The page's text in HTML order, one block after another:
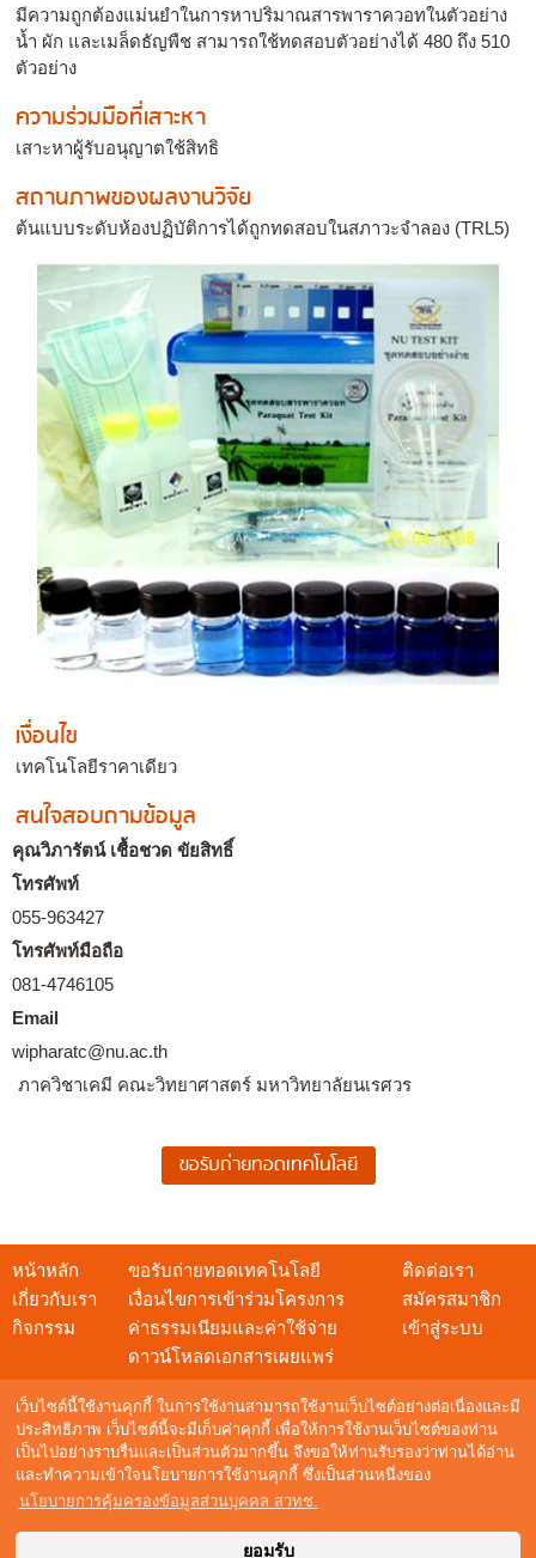
เว็บไซต์นี้ใช้งานคุกกี้ ในการใช้งานสามารถใช้งานเว็บไซต์อย่างต่อเนื่องและมี
ประสิทธิภาพ เว็บไซต์นี้จะมีเก็บค่าคุกกี้ เพื่อให้การใช้งานเว็บไซต์ของท่าน
เป็นไปอย่างราบรื่นและเป็นส่วนตัวมากขึ้น จึงขอให้ท่านรับรองว่าท่านได้อ่าน
และทำความเข้าใจนโยบายการใช้งานคุกกี้ ซึ่งเป็นส่วนหนึ่งของ
นโยบายการคุ้มครองข้อมูลส่วนบุคคล สวทช.
ยอมรับ
มีความถูกต้องแม่นยำในการหาปริมาณสารพาราควอทในตัวอย่าง
น้ำ ผัก และเมล็ดธัญพืช สามารถใช้ทดสอบตัวอย่างได้ 480 ถึง 510
ตัวอย่าง
ความร่วมมือที่เสาะหา
เสาะหาผู้รับอนุญาตใช้สิทธิ
สถานภาพของผลงานวิจัย
ต้นแบบระดับห้องปฏิบัติการได้ถูกทดสอบในสภาวะจำลอง (TRL5)
เงื่อนไข
เทคโนโลยีราคาเดียว
สนใจสอบถามข้อมูล
คุณวิภารัตน์ เชื้อชวด ขัยสิทธิ์
โทรศัพท์
055-963427
โทรศัพท์มือถือ
081-4746105
Email
wipharatc@nu.ac.th
ภาควิชาเคมี คณะวิทยาศาสตร์ มหาวิทยาลัยนเรศวร
หน้าหลัก
เกี่ยวกับเรา
กิจกรรม
ขอรับถ่ายทอดเทคโนโลยี
เงื่อนไขการเข้าร่วมโครงการ
ค่าธรรมเนียมและค่าใช้จ่าย
ดาวน์โหลดเอกสารเผยแพร่
ติดต่อเรา
สมัครสมาชิก
เข้าสู่ระบบ
สอบถามข้อมูล
อีเมล :techshow@nstda.or.th
Digital Mind Co., Ltd.